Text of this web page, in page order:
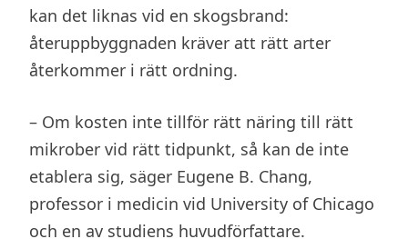
kan det liknas vid en skogsbrand:
återuppbyggnaden kräver att rätt arter
återkommer i rätt ordning.
– Om kosten inte tillför rätt näring till rätt
mikrober vid rätt tidpunkt, så kan de inte
etablera sig, säger Eugene B. Chang,
professor i medicin vid University of Chicago
och en av studiens huvudförfattare.